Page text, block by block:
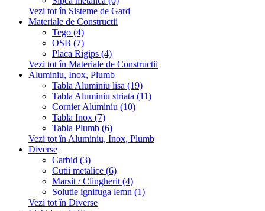
Vezi tot în Sisteme de Gard
Materiale de Constructii
Tego (4)
OSB (7)
Placa Rigips (4)
Vezi tot în Materiale de Constructii
Aluminiu, Inox, Plumb
Tabla Aluminiu lisa (19)
Tabla Aluminiu striata (11)
Cornier Aluminiu (10)
Tabla Inox (7)
Tabla Plumb (6)
Vezi tot în Aluminiu, Inox, Plumb
Diverse
Carbid (3)
Cutii metalice (6)
Marsit / Clingherit (4)
Solutie ignifuga lemn (1)
Vezi tot în Diverse